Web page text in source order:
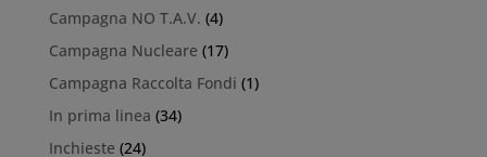
Campagna NO T.A.V. (4)
Campagna Nucleare (17)
Campagna Raccolta Fondi (1)
In prima linea (34)
Inchieste (24)